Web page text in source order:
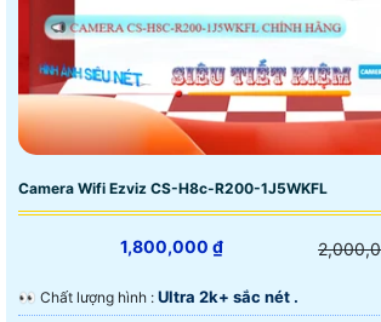
Camera Wifi Ezviz CS-H8c-R200-1J5WKFL
1,800,000 ₫
️👀 Chất lượng hình : Ultra 2k+ sắc nét .